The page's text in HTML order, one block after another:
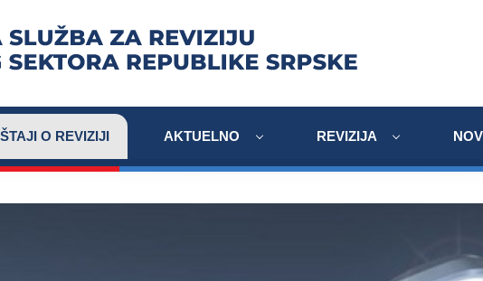
O REVIZIJI AKTUELNO REVIZIJA